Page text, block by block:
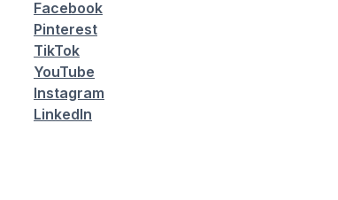
Facebook
Pinterest
TikTok
YouTube
Instagram
LinkedIn